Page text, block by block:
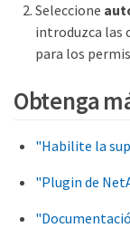
Seleccione
introduzca las
para los
Obtenga
"Habilite la
"Plugin de